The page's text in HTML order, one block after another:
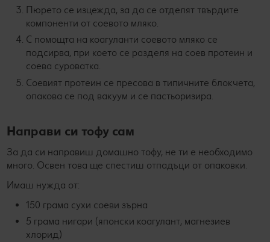
Пюрето се изцежда, за да се отделят твърдите
компоненти от соевото мляко.
С помощта на коагуланти соевото мляко се
подсирва, при което се разделя на соев протеин и
соева суроватка.
Соевият протеин се пресова в типичните блокчета,
опакова се под вакуум и се пастьоризира.
Направи си тофу сам
За да си направиш домашно тофу, не ти е необходимо
много. Освен това ще спестиш отпадъци от опаковки.
Имаш нужда от:
150 грама сухи соеви зърна
5 грама нигари (японски коагулант, магнезиев
хлорид)